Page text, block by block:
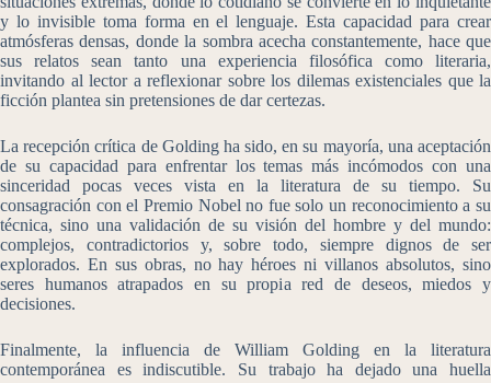
y lo invisible toma forma en el lenguaje. Esta capacidad para crear
atmósferas densas, donde la sombra acecha constantemente, hace que
sus relatos sean tanto una experiencia filosófica como literaria,
invitando al lector a reflexionar sobre los dilemas existenciales que la
ficción plantea sin pretensiones de dar certezas.
La recepción crítica de Golding ha sido, en su mayoría, una aceptación
de su capacidad para enfrentar los temas más incómodos con una
sinceridad pocas veces vista en la literatura de su tiempo. Su
consagración con el Premio Nobel no fue solo un reconocimiento a su
técnica, sino una validación de su visión del hombre y del mundo:
complejos, contradictorios y, sobre todo, siempre dignos de ser
explorados. En sus obras, no hay héroes ni villanos absolutos, sino
seres humanos atrapados en su propia red de deseos, miedos y
decisiones.
Finalmente, la influencia de William Golding en la literatura
contemporánea es indiscutible. Su trabajo ha dejado una huella